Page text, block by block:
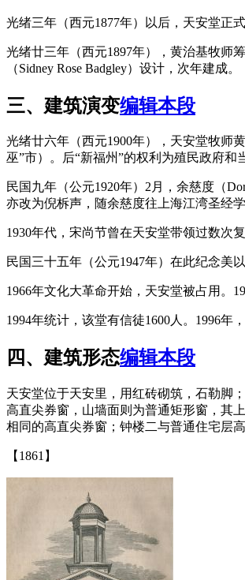
光绪三年（西元1877年）以后，天安堂正
光绪廿三年（西元1897年），黄治基牧师
（Sidney Rose Badgley）设计，次年建成。
三、建筑演变编辑本段
光绪廿六年（西元1900年），天安堂牧师
巫”市）。后“新福州”的权利为殖民政府和
民国九年（公元1920年）2月，余慈度（
亦改为倪柝声，随余慈度往上海江湾圣经
1930年代，宋尚节曾在天安堂带领过数次
民国三十五年（公元1947年）在此纪念美
1966年文化大革命开始，天安堂被占用。
1994年统计，该堂有信徒1600人。1996年
四、建筑形态编辑本段
天安堂位于天安里，用红砖砌筑，石勒脚
高直尖券窗，山墙面则为普通矩形窗，其
相同的高直尖券窗；钟楼二与普通住宅层
【1861】